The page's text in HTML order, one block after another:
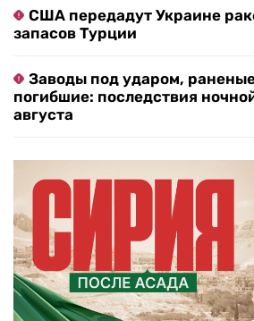
США передадут Украине
запасов Турции
Заводы под ударом,
погибшие: последствия
августа